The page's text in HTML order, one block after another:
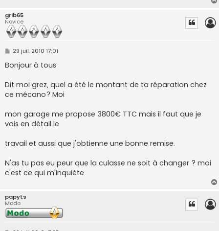
grib65
Novice
M
s
s
g
e
29 juil. 2010 17:01
Bonjour à tous
Dit moi grez, quel a été le montant de ta réparation chez
ce mécano? Moi
mon garage me propose 3800€ TTC mais il faut que je
vois en détail le
travail et aussi que j'obtienne une bonne remise.
N'as tu pas eu peur que la culasse ne soit à changer ? moi
c'est ce qui m'inquiète
papyts
Modo